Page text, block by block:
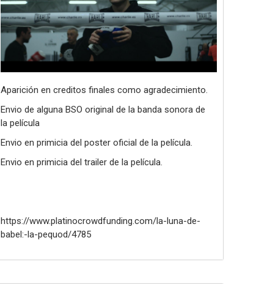
Aparición en creditos finales como agradecimiento.
Envio de alguna BSO original de la banda sonora de
la película
Envio en primicia del poster oficial de la película.
Envio en primicia del trailer de la película.
https://www.platinocrowdfunding.com/la-luna-de-
babel:-la-pequod/4785